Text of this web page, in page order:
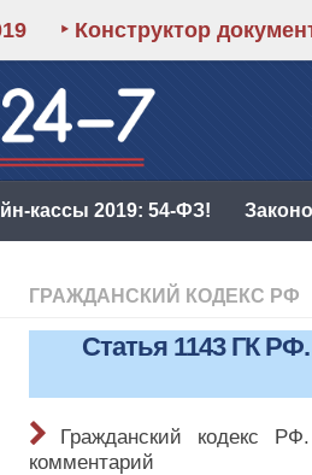
‣ Конструктор
кассы 2019: 54-ФЗ!
ГРАЖДАНСКИЙ КОДЕКС РФ
Статья 1143 ГК
Гражданский кодекс
комментарий